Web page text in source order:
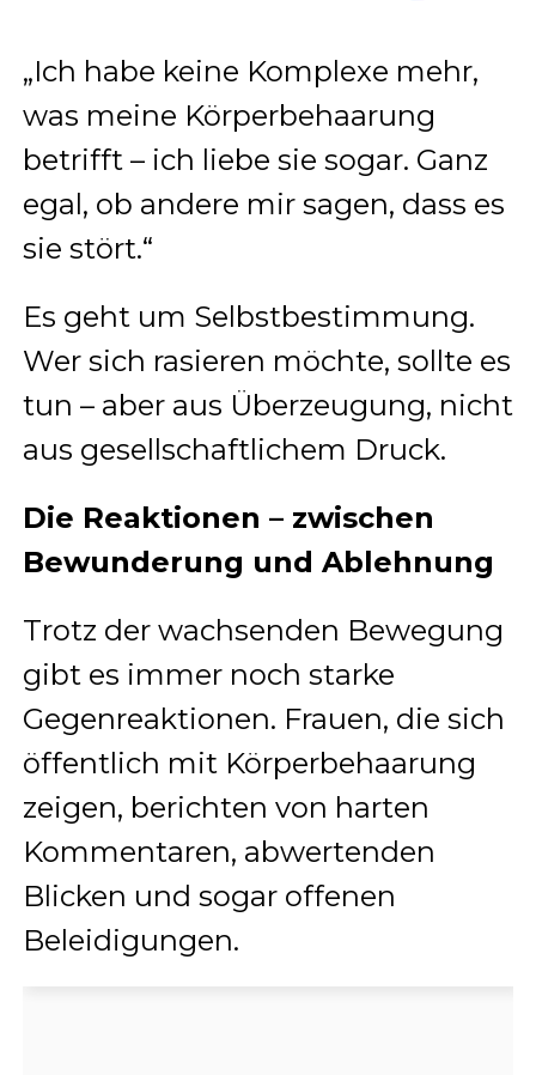
„Ich habe keine Komplexe mehr,
was meine Körperbehaarung
betrifft – ich liebe sie sogar. Ganz
egal, ob andere mir sagen, dass es
sie stört.“
Es geht um Selbstbestimmung.
Wer sich rasieren möchte, sollte es
tun – aber aus Überzeugung, nicht
aus gesellschaftlichem Druck.
Die Reaktionen – zwischen
Bewunderung und Ablehnung
Trotz der wachsenden Bewegung
gibt es immer noch starke
Gegenreaktionen. Frauen, die sich
öffentlich mit Körperbehaarung
zeigen, berichten von harten
Kommentaren, abwertenden
Blicken und sogar offenen
Beleidigungen.